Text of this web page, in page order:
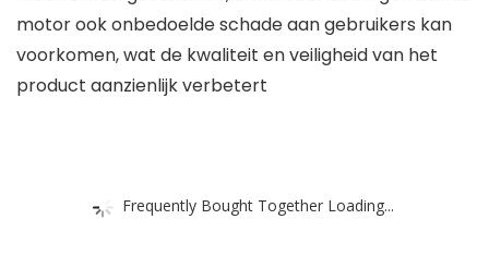
motor ook onbedoelde schade aan gebruikers kan
voorkomen, wat de kwaliteit en veiligheid van het
product aanzienlijk verbetert
Frequently Bought Together Loading...